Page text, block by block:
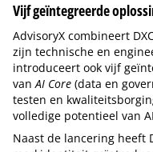
Vijf geïntegreerde
AdvisoryX combineert
zijn technische en
introduceert ook vijf
vanAI Core (data en
testen en
volledige potentieel van
Naast de lancering heeft